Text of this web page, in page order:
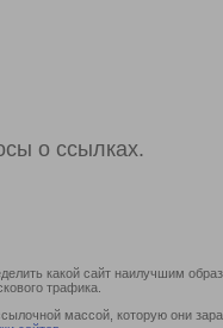
о ссылках.
какой сайт наилучшим
трафика.
массой, которую они